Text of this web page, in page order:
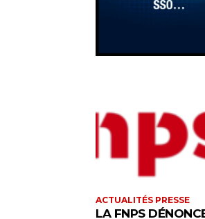
ACTUALITÉS PRESSE
LA FNPS